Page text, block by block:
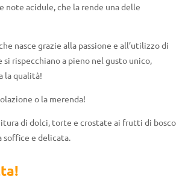
note acidule, che la rende una delle
nasce grazie alla passione e all’utilizzo di
rispecchiano a pieno nel gusto unico,
la qualità!
o la merenda!
di dolci, torte e crostate ai frutti di bosco
soffice e delicata.